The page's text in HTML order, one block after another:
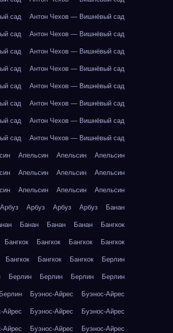
сад Антон Чехов — Вишнёвый сад
сад Антон Чехов — Вишнёвый сад
сад Антон Чехов — Вишнёвый сад
сад Антон Чехов — Вишнёвый сад
сад Антон Чехов — Вишнёвый сад
сад Антон Чехов — Вишнёвый сад
сад Антон Чехов — Вишнёвый сад
сад Антон Чехов — Вишнёвый сад
Апельсин Апельсин Апельсин
Апельсин Апельсин Апельсин
Апельсин Апельсин Апельсин
Арбуз Арбуз Арбуз Арбуз Банан
Банан Банан Банан Бангкок
Бангкок Бангкок Бангкок Бангкок
Бангкок Бангкок Бангкок Берлин
Берлин Берлин Берлин Берлин
Берлин Буэнос-Айрес Буэнос-Айрес
Айрес Буэнос-Айрес Буэнос-Айрес
Айрес Буэнос-Айрес Буэнос-Айрес